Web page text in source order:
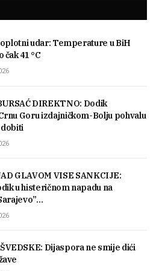
udar: Temperature u BiH
čak 41 °C
DIREKTNO: Dodik
Goru izdajničkom-Bolju pohvalu
GLAVOM VISE SANKCIJE:
u histeričnom napadu na
Dijaspora ne smije dići